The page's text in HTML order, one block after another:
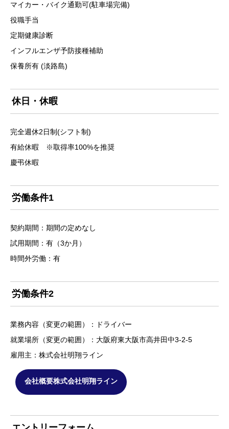
マイカー・バイク通勤可(駐車場完備)
役職手当
定期健康診断
インフルエンザ予防接種補助
保養所有 (淡路島)
休日・休暇
完全週休2日制(シフト制)
有給休暇 ※取得率100%を推奨
慶弔休暇
労働条件1
契約期間：期間の定めなし
試用期間：有（3か月）
時間外労働：有
労働条件2
業務内容（変更の範囲）：ドライバー
就業場所（変更の範囲）：大阪府東大阪市高井田中3-2-5
雇用主：株式会社明翔ライン
会社概要株式会社明翔ライン